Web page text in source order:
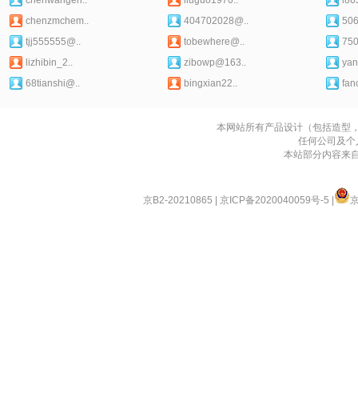
chenzmchem..
404702028@..
tjj555555@..
tobewhere@..
lizhibin_2..
zibowp@163..
68tianshi@..
bingxian22..
本网站所有产品设计（包括造型
任何公司及
本站部分内容来
京B2-20210865 京ICP备2020040059号-5